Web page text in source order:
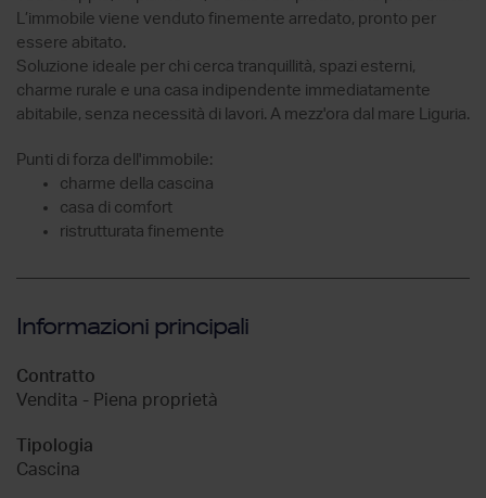
L’immobile viene venduto finemente arredato, pronto per
essere abitato.
Soluzione ideale per chi cerca tranquillità, spazi esterni,
charme rurale e una casa indipendente immediatamente
abitabile, senza necessità di lavori. A mezz'ora dal mare Liguria.
Punti di forza dell'immobile:
charme della cascina
casa di comfort
ristrutturata finemente
Informazioni principali
Contratto
Vendita - Piena proprietà
Tipologia
Cascina